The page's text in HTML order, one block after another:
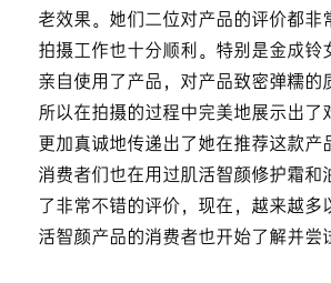
老效果。她们二位对产品的评价都非
拍摄工作也十分顺利。特别是金成铃
亲自使用了产品，对产品致密弹糯的
所以在拍摄的过程中完美地展示出了
更加真诚地传递出了她在推荐这款产
消费者们也在用过肌活智颜修护霜和
了非常不错的评价，现在，越来越多
活智颜产品的消费者也开始了解并尝